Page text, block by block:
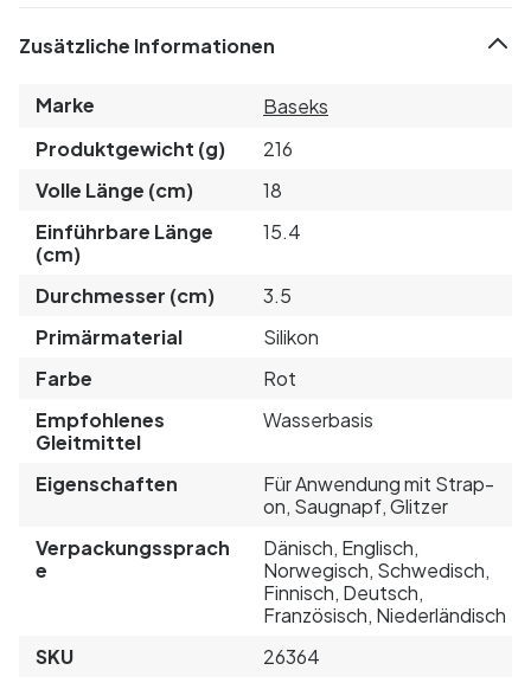
Zusätzliche Informationen
Marke
Baseks
Produktgewicht (g)
216
Volle Länge (cm)
18
Einführbare Länge
(cm)
15.4
Durchmesser (cm)
3.5
Primärmaterial
Silikon
Farbe
Rot
Empfohlenes
Gleitmittel
Wasserbasis
Eigenschaften
Für Anwendung mit Strap-
on, Saugnapf, Glitzer
Verpackungssprach
e
Dänisch, Englisch,
Norwegisch, Schwedisch,
Finnisch, Deutsch,
Französisch, Niederländisch
SKU
26364